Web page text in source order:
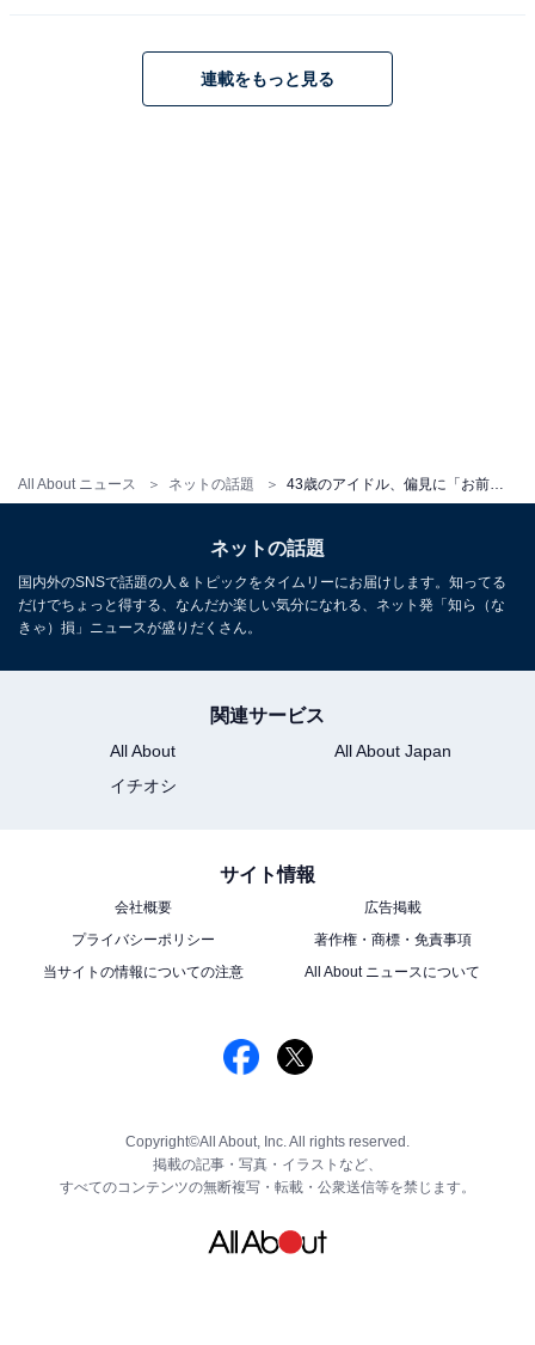
All About ニュース ネットの話題
連載をもっと見る
ネットの話題
国内外のSNSで話題の人＆トピックをタイムリーにお届けします。知ってる
だけでちょっと得する、なんだか楽しい気分になれる、ネット発「知ら（な
きゃ）損」ニュースが盛りだくさん。
関連サービス
All About
All About Japan
イチオシ
サイト情報
会社概要
広告掲載
プライバシーポリシー
著作権・商標・免責事項
当サイトの情報についての注意
All About ニュースについて
Copyright©All About, Inc. All rights reserved.
掲載の記事・写真・イラストなど、
すべてのコンテンツの無断複写・転載・公衆送信等を禁じます。